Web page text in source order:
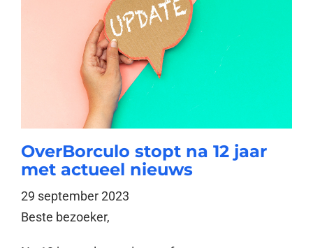
OverBorculo stopt na 12 jaar
met actueel nieuws
29 september 2023
Beste bezoeker,